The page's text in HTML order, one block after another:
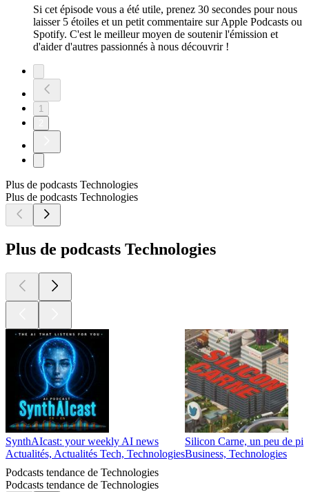
Si cet épisode vous a été utile, prenez 30 secondes pour nous
laisser 5 étoiles et un petit commentaire sur Apple Podcasts ou
Spotify. C'est le meilleur moyen de soutenir l'émission et
d'aider d'autres passionnés à nous découvrir !
1
Plus de podcasts Technologies
Plus de podcasts Technologies
Plus de podcasts Technologies
SynthAIcast: your weekly AI news
Actualités, Actualités Tech, Technologies
Silicon Carne, un peu de
Business, Technologies
Podcasts tendance de Technologies
Podcasts tendance de Technologies